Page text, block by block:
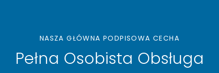
NASZA GŁÓWNA PODPISOWA CECHA
Pełna Osobista Obsługa